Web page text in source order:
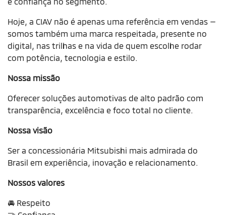
Hoje, a CIAV não é apenas uma referência em vendas —
somos também uma marca respeitada, presente no
digital, nas trilhas e na vida de quem escolhe rodar
com potência, tecnologia e estilo.
Nossa missão
Oferecer soluções automotivas de alto padrão com
transparência, excelência e foco total no cliente.
Nossa visão
Ser a concessionária Mitsubishi mais admirada do
Brasil em experiência, inovação e relacionamento.
Nossos valores
🚘 Respeito